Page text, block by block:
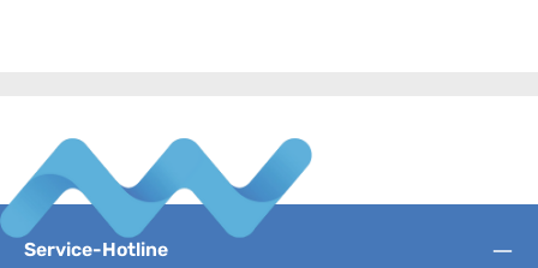
Service-Hotline